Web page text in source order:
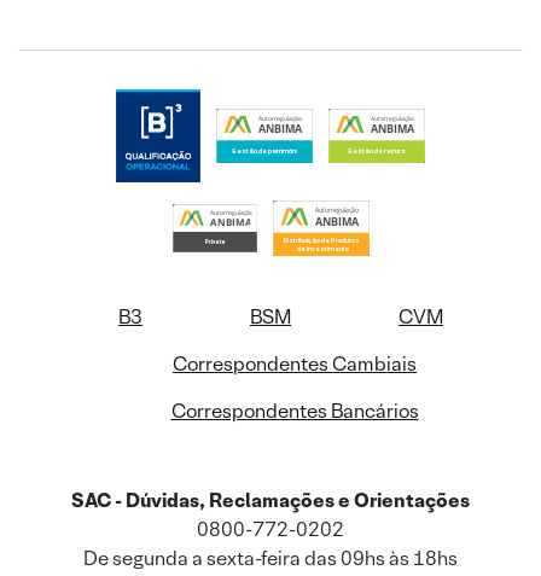
B3 BSM
CVM
Correspondentes Cambiais
Correspondentes Bancários
SAC - Dúvidas, Reclamações e Orientações
0800-772-0202
De segunda a sexta-feira das 09hs às 18hs